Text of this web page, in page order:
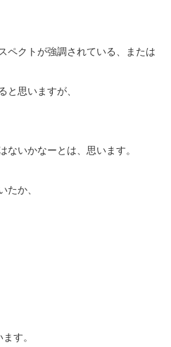
ペクトが強調されている、または
と思いますが、
ないかなーとは、思います。
たか、
す。